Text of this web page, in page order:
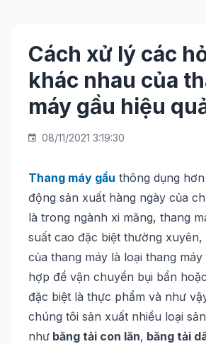
Trang chủ Tin tức
Cách xử
khác nhau của tháng máy gầu
Cách xử lý các
khác nhau của
máy gầu hiệu
08/11/2021 3:19:30
Thang máy gầu thông dụng
động sản xuất hàng ngày của
là trong ngành xi măng, thang
suất cao đặc biệt thường xuyên,
của thang máy là loại thang
hợp để vận chuyển bụi bẩn
đặc biệt là thực phẩm và như
chúng tôi sản xuất nhiều loại
như băng tải con lăn, băng tải